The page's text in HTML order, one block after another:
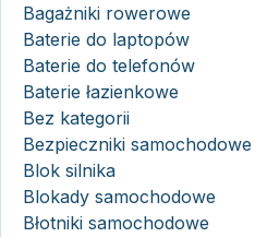
Bagażniki rowerowe
Baterie do laptopów
Baterie do telefonów
Baterie łazienkowe
Bez kategorii
Bezpieczniki samochodowe
Blok silnika
Blokady samochodowe
Błotniki samochodowe